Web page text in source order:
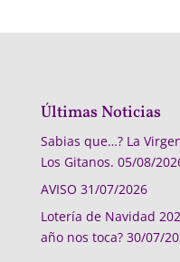
Últimas Noticias
Sabias que…? La
Los Gitanos. 05/08/
AVISO 31/07/2026
Lotería de Navidad
año nos toca? 30/07/